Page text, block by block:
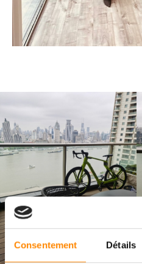
Consentement Détails